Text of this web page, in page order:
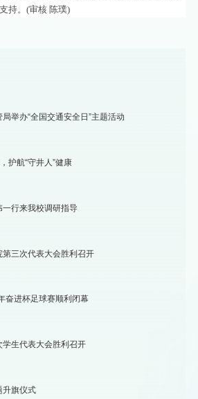
持。(审核 陈璞)
举办“全国交通安全日”主题活动
护航“守井人”健康
行来我校调研指导
三次代表大会胜利召开
奋进杯足球赛顺利闭幕
生代表大会胜利召开
升旗仪式